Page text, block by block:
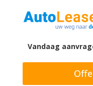
Vandaag